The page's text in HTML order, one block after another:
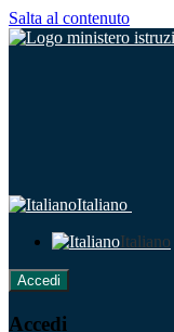
Salta al contenuto
Italiano
Italiano
Accedi
Accedi